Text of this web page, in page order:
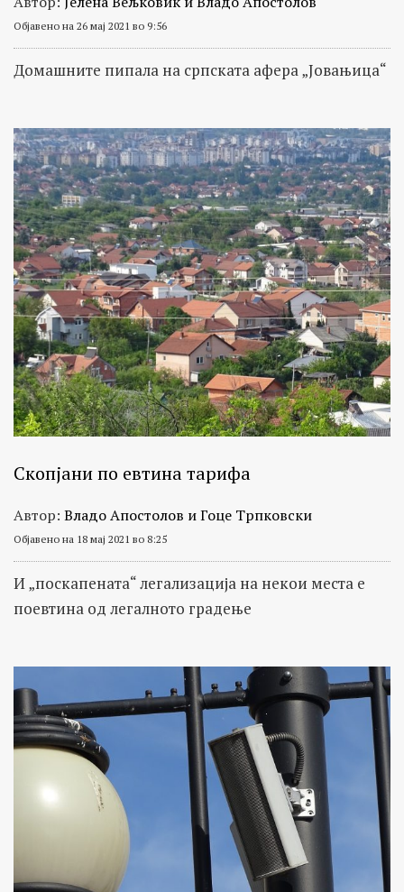
Објавено на 26 мај 2021 во 9:56
Домашните пипала на српската афера „Јовањица“
Скопјани по евтина тарифа
Автор: Владо Апостолов и Гоце Трпковски
Објавено на 18 мај 2021 во 8:25
И „поскапената“ легализација на некои места е
поевтина од легалното градење